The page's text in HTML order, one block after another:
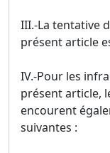
III.-La tentative
présent article
IV.-Pour les
présent article,
encourent
suivantes :